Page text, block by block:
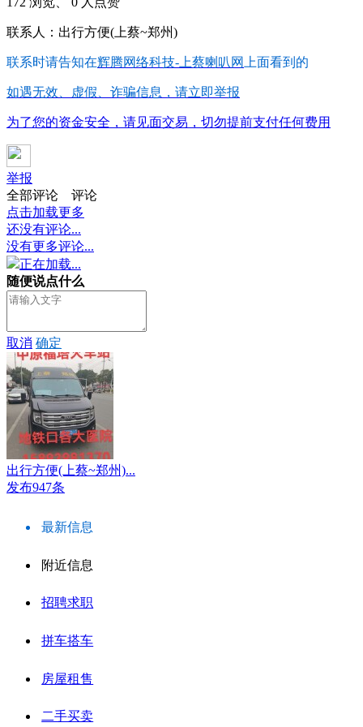
联系人：出行方便(上蔡~郑州)
联系时请告知在辉腾网络科技-上蔡喇叭网 上面看到的
如遇无效、虚假、诈骗信息，请立即举报
为了您的资金安全，请见面交易，切勿提前支付任何费用
举报
全部评论
评论
点击加载更多
还没有评论...
没有更多评论...
正在加载...
随便说点什么
取消 确定
出行方便(上蔡~郑州)...
发布947条
最新信息
附近信息
招聘求职
拼车搭车
房屋租售
二手买卖